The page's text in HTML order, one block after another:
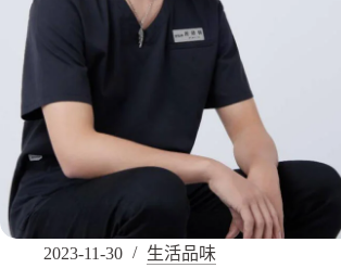
2023-11-30 生活品味